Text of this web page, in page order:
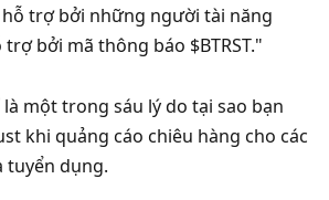
trợ bởi những người tài năng
bởi mã thông báo $BTRST."
một trong sáu lý do tại sao bạn
khi quảng cáo chiêu hàng cho các
tuyển dụng.